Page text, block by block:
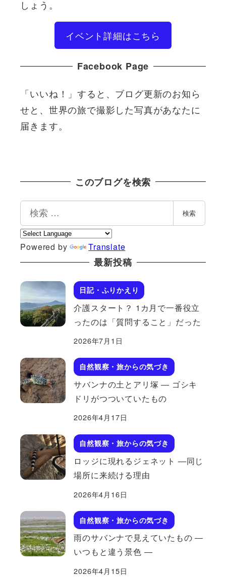
しょう。
イベント詳細はこちら
Facebook Page
「いいね！」すると、ブログ更新のお知ら
せと、世界の旅で撮影した写真があなたに
届きます。
このブログを検索
索
検索
Powered by Translate
最新投稿
日記・ふりかえり
介護スタート？ 1カ月で一番役立
ったのは「質問すること」だった
2026年7月1日
自然観察・旅からの気づき
サバンナの土とアリ塚 ― ゴシキ
ドリがつついていたもの
2026年4月17日
自然観察・旅からの気づき
ロッジに現れるジェネット ―同じ
場所に来続ける理由
2026年4月16日
自然観察・旅からの気づき
雨のサバンナで見えていたもの ―
いつもと違う景色 ―
2026年4月15日